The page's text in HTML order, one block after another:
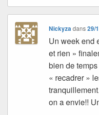
Nickyza dans29/
Un week end
et rien »
bien de
« recadrer »
on a envie!!